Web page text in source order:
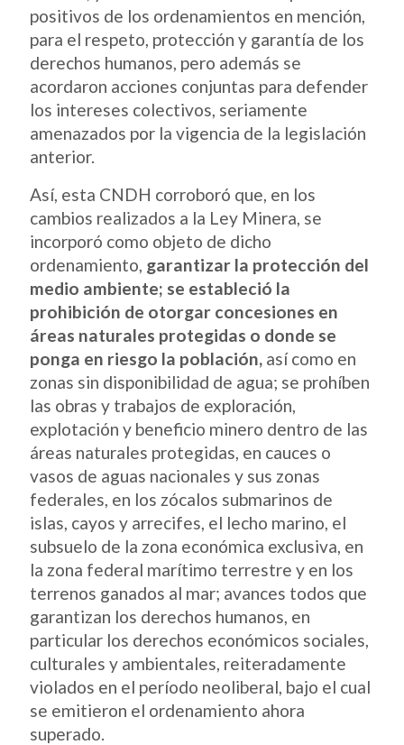
positivos de los ordenamientos en mención,
para el respeto, protección y garantía de los
derechos humanos, pero además se
acordaron acciones conjuntas para defender
los intereses colectivos, seriamente
amenazados por la vigencia de la legislación
anterior.
Así, esta CNDH corroboró que, en los
cambios realizados a la Ley Minera, se
incorporó como objeto de dicho
ordenamiento, garantizar la protección del
medio ambiente; se estableció la
prohibición de otorgar concesiones en
áreas naturales protegidas o donde se
ponga en riesgo la población, así como en
zonas sin disponibilidad de agua; se prohíben
las obras y trabajos de exploración,
explotación y beneficio minero dentro de las
áreas naturales protegidas, en cauces o
vasos de aguas nacionales y sus zonas
federales, en los zócalos submarinos de
islas, cayos y arrecifes, el lecho marino, el
subsuelo de la zona económica exclusiva, en
la zona federal marítimo terrestre y en los
terrenos ganados al mar; avances todos que
garantizan los derechos humanos, en
particular los derechos económicos sociales,
culturales y ambientales, reiteradamente
violados en el período neoliberal, bajo el cual
se emitieron el ordenamiento ahora
superado.